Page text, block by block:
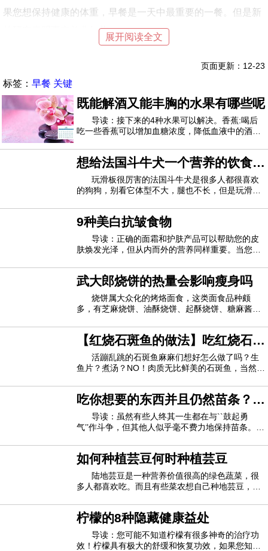
果您想保持健康的体重，早餐是一天中最重要的一餐。但是新
的研究表明事实并非如此。
时候少吃东西，而那些吃早餐的人最终每天会摄入更多的卡路
里。
论资深作者弗拉维亚·西库蒂尼（Flavia Cicuttini）说：“我
们不应该改变饮食习惯，以减少体重。早餐是最好的选择。”
她是澳大利亚墨尔本莫纳什大学肌肉骨骼部门的负责人。
西库蒂尼说：“有证据表明，吃早餐的确会增加人的总卡路
里摄入量和总体体重增加。”
但是她还指出，吃早餐并没有一种千篇一律的解决方案。
有些人喜欢早餐，有些则不喜欢。
随行杂志社论的作者蒂姆·斯佩克特（Tim Spector）同意，
是否吃早餐应基于个人喜好。
的新陈代谢，一组基因和非常不同的肠道微生物，并且会对不
同的食物产生反应。不要以标准的准则为福音。试验一下自
以前的研究表明，吃早餐可以使体重更健康。但是Cicuttini
和Spector都指出，以前的大多数研究都是观察性的。Spector
对于这项新研究，研究人员研究了过去三十年中进行的13
项随机对照试验。这些研究主要来自美国或英国。
试验的参与者体重各不相同，有些是普通的早餐者，而有
些则不是。这项研究对人们的监视时间长达一天或长达16周。
该评论发现，吃早餐的人最终每天多吃260卡路里。不吃早
展开阅读全文
页面更新：12-23
标签： 早餐 关键
既能解酒又能丰胸的水果有哪些呢
导读：接下来的4种水果可以解决。香蕉:喝后
吃一些香蕉可以增加血糖浓度，降低血液中的酒精
西，你也可以防止醉酒。西瓜:西瓜可以清热泻火，
还可以制造酒精...(1)西瓜：富含水和果糖、多种维
生素、矿物质和氨基酸，能改善中暑、发热
想给法国斗牛犬一个营养的饮食，
需要注意哪几方面呢
玩滑板很厉害的法国斗牛犬是很多人都很喜欢
的狗狗，别看它体型不大，腿也不长，但是玩滑板
格活泼，智商也并不是很低，要不然也不能玩滑板
那么厉害了，今天我们就来看一看怎样才能给法牛
一个营养的饮食呢？想让它健康成长，在饮食
9种美白抗皱食物
导读：正确的面霜和护肤产品可以帮助您的皮
肤焕发光泽，但从内而外的营养同样重要。当您考
请记住要享受均衡饮食，适量食用。1.奇异果食用
富含维生素C的食物可使皮肤更健康，更湿润，皱
纹更少。一种美味的奇异果可提供60毫克以上
武大郎烧饼的热量会影响瘦身吗
烧饼属大众化的烤烙面食，这类面食品种颇
多，有芝麻烧饼、油酥烧饼、起酥烧饼、糖麻酱烧
样。那么，武大郎烧饼的热量会影响瘦身吗？哪些
饮食习惯利于瘦身？烧饼的主要营养成分是碳水化
合物、蛋白质、脂肪等，由于烧饼在制作过程中会
【红烧石斑鱼的做法】吃红烧石斑
鱼的好处 红烧石斑鱼吃多了好吗
活蹦乱跳的石斑鱼麻麻们想好怎么做了吗？生
鱼片？煮汤？NO！肉质无比鲜美的石斑鱼，当然是
斑鱼做法与一般的红烧肉啊什么的有些小小的区
别，比如不能放太多的佐料。接下来呢我们也不啰
嗦了，马上呈现最好吃的红烧石斑鱼做法给各位
吃你想要的东西并且仍然苗条？谢
谢你的基因
导读：虽然有些人终其一生都在与``鼓起勇
气’’作斗争，但其他人似乎毫不费力地保持苗条。现
报道，某些DNA有助于决定体重增加对人是否是一
种折磨。研究负责人萨达夫法鲁奇（Sadaf
Farooqi）表示：“ 急于做出判断并批评人们的体
如何种植芸豆何时种植芸豆
陆地芸豆是一种营养价值很高的绿色蔬菜，很
多人都喜欢吃。而且有些菜农想自己种地芸豆，还
让大家知道如何种植陆地芸豆，什么时候种植好。
地芸豆怎么种 1.种植芸豆时，先将芸豆种子发芽，
用清水浸泡，然后放入干净的容器中，去除
柠檬的8种隐藏健康益处
导读：您可能不知道柠檬有很多神奇的治疗功
效！柠檬具有极大的舒缓和恢复功效，如果您知道